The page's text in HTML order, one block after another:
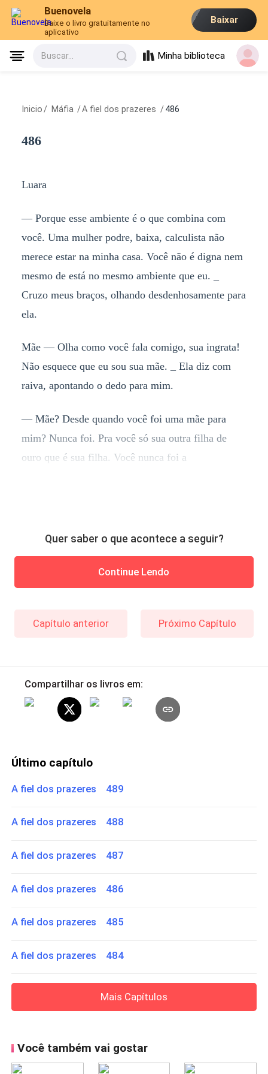
Buenovela
Baixe o livro gratuitamente no
aplicativo
Baixar
Buscar... Minha biblioteca
Inicio / Máfia /A fiel dos prazeres / 486
486
Luara
— Porque esse ambiente é o que combina com
você. Uma mulher podre, baixa, calculista não
merece estar na minha casa. Você não é digna nem
mesmo de está no mesmo ambiente que eu. _
Cruzo meus braços, olhando desdenhosamente para
ela.
Mãe — Olha como você fala comigo, sua ingrata!
Não esquece que eu sou sua mãe. _ Ela diz com
raiva, apontando o dedo para mim.
— Mãe? Desde quando você foi uma mãe para
mim? Nunca foi. Pra você só sua outra filha de
ouro que é sua filha. Você nunca foi a
Quer saber o que acontece a seguir?
Continue Lendo
Capítulo anterior Próximo Capítulo
Compartilhar os livros em:
Último capítulo
A fiel dos prazeres 489
A fiel dos prazeres 488
A fiel dos prazeres 487
A fiel dos prazeres 486
A fiel dos prazeres 485
A fiel dos prazeres 484
Mais Capítulos
Você também vai gostar